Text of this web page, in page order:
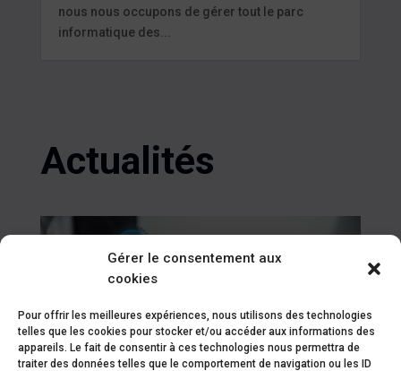
Gérer le consentement aux
cookies
Pour offrir les meilleures expériences, nous utilisons des technologies
telles que les cookies pour stocker et/ou accéder aux informations des
appareils. Le fait de consentir à ces technologies nous permettra de
traiter des données telles que le comportement de navigation ou les ID
nous nous occupons de gérer tout le parc
informatique des...
Actualités